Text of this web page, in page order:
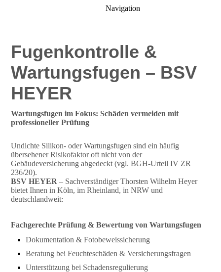
Navigation
Fugenkontrolle &
Wartungsfugen – BSV
HEYER
Wartungsfugen im Fokus: Schäden vermeiden mit
professioneller Prüfung
Undichte Silikon- oder Wartungsfugen sind ein häufig
übersehener Risikofaktor oft nicht von der
Gebäudeversicherung abgedeckt (vgl. BGH-Urteil IV ZR
236/20).
BSV HEYER – Sachverständiger Thorsten Wilhelm Heyer
bietet Ihnen in Köln, im Rheinland, in NRW und
deutschlandweit:
Fachgerechte Prüfung & Bewertung von Wartungsfugen
Dokumentation & Fotobeweissicherung
Beratung bei Feuchteschäden & Versicherungsfragen
Unterstützung bei Schadensregulierung